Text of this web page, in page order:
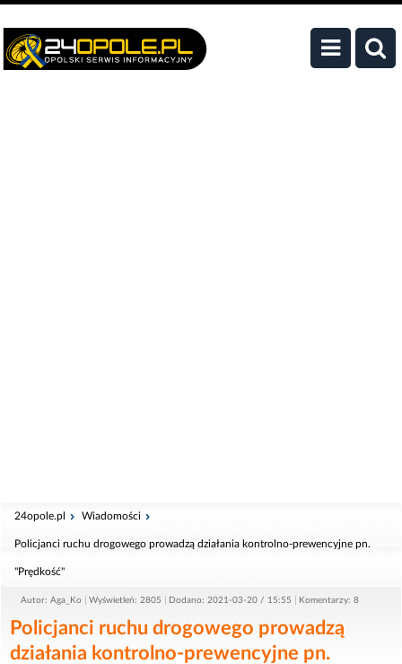
24opole.pl Wiadomości
Policjanci ruchu drogowego prowadzą działania kontrolno-prewencyjne pn.
"Prędkość"
Autor: Aga_Ko Wyświetleń: 2805 Dodano: 2021-03-20 / 15:55 Komentarzy: 8
Policjanci ruchu drogowego prowadzą
działania kontrolno-prewencyjne pn.